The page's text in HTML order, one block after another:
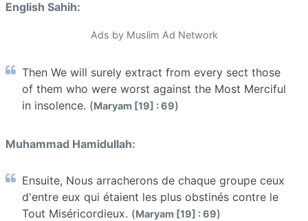
English Sahih:
Ads by Muslim Ad Network
Then We will surely extract from every sect those
of them who were worst against the Most Merciful
in insolence. (Maryam [19] : 69)
Muhammad Hamidullah:
Ensuite, Nous arracherons de chaque groupe ceux
d'entre eux qui étaient les plus obstinés contre le
Tout Miséricordieux. (Maryam [19] : 69)